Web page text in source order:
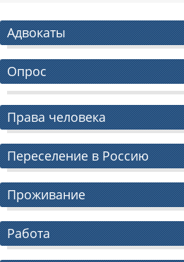
Адвокаты
Опрос
Права человека
Переселение в Россию
Проживание
Работа